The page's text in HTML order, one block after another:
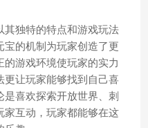
其独特的特点和游戏玩法
宝的机制为玩家创造了更
游戏环境使玩家的实力
更让玩家能够找到自己喜
喜欢探索开放世界、刺
家互动，玩家都能够在这